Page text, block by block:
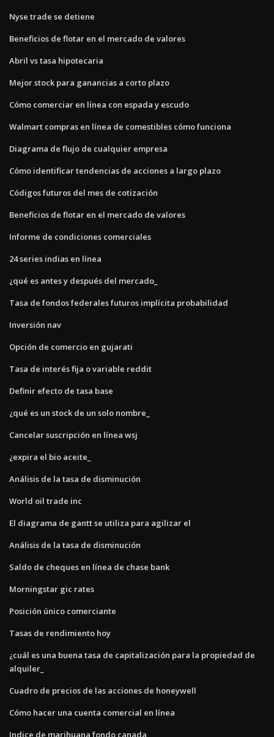
Nyse trade se detiene
Beneficios de flotar en el mercado de valores
Abril vs tasa hipotecaria
Mejor stock para ganancias a corto plazo
Cómo comerciar en línea con espada y escudo
Walmart compras en línea de comestibles cómo funciona
Diagrama de flujo de cualquier empresa
Cómo identificar tendencias de acciones a largo plazo
Códigos futuros del mes de cotización
Beneficios de flotar en el mercado de valores
Informe de condiciones comerciales
24 series indias en línea
¿qué es antes y después del mercado_
Tasa de fondos federales futuros implícita probabilidad
Inversión nav
Opción de comercio en gujarati
Tasa de interés fija o variable reddit
Definir efecto de tasa base
¿qué es un stock de un solo nombre_
Cancelar suscripción en línea wsj
¿expira el bio aceite_
Análisis de la tasa de disminución
World oil trade inc
El diagrama de gantt se utiliza para agilizar el
Análisis de la tasa de disminución
Saldo de cheques en línea de chase bank
Morningstar gic rates
Posición único comerciante
Tasas de rendimiento hoy
¿cuál es una buena tasa de capitalización para la propiedad de
alquiler_
Cuadro de precios de las acciones de honeywell
Cómo hacer una cuenta comercial en línea
Indice de marihuana fondo canada